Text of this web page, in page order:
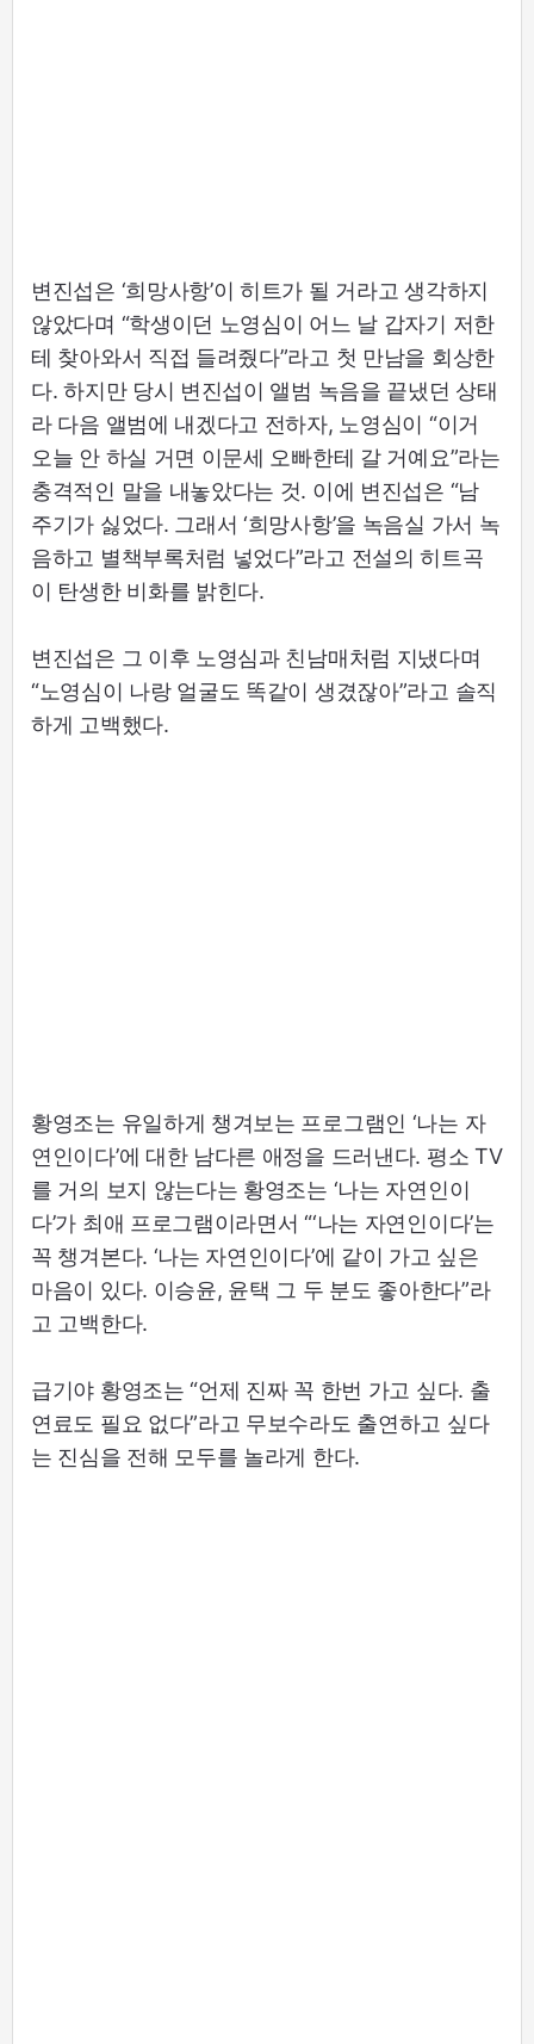
변진섭은 ‘희망사항’이 히트가 될 거라고 생각하지
않았다며 “학생이던 노영심이 어느 날 갑자기 저한
테 찾아와서 직접 들려줬다”라고 첫 만남을 회상한
다. 하지만 당시 변진섭이 앨범 녹음을 끝냈던 상태
라 다음 앨범에 내겠다고 전하자, 노영심이 “이거
오늘 안 하실 거면 이문세 오빠한테 갈 거예요”라는
충격적인 말을 내놓았다는 것. 이에 변진섭은 “남
주기가 싫었다. 그래서 ‘희망사항’을 녹음실 가서 녹
음하고 별책부록처럼 넣었다”라고 전설의 히트곡
이 탄생한 비화를 밝힌다.
변진섭은 그 이후 노영심과 친남매처럼 지냈다며
“노영심이 나랑 얼굴도 똑같이 생겼잖아”라고 솔직
하게 고백했다.
황영조는 유일하게 챙겨보는 프로그램인 ‘나는 자
연인이다’에 대한 남다른 애정을 드러낸다. 평소 TV
를 거의 보지 않는다는 황영조는 ‘나는 자연인이
다’가 최애 프로그램이라면서 “‘나는 자연인이다’는
꼭 챙겨본다. ‘나는 자연인이다’에 같이 가고 싶은
마음이 있다. 이승윤, 윤택 그 두 분도 좋아한다”라
고 고백한다.
급기야 황영조는 “언제 진짜 꼭 한번 가고 싶다. 출
연료도 필요 없다”라고 무보수라도 출연하고 싶다
는 진심을 전해 모두를 놀라게 한다.